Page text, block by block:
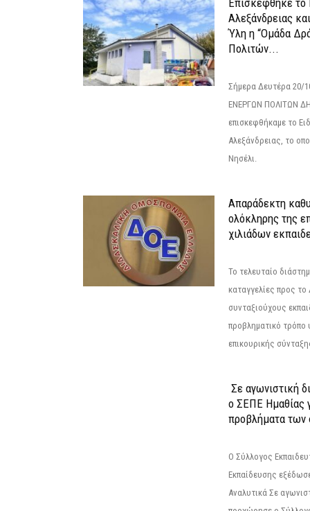
Επισκέφθηκε το
Αλεξάνδρειας
Ύλη η “Ομάδα
Πολιτών...
Σήμερα Δευτέρα
ΕΝΕΡΓΩΝ ΠΟΛΙΤΩΝ
επισκεφθήκαμε το
Αλεξάνδρειας, το
Νησέλι.
Απαράδεκτη
ολόκληρης της
χιλιάδων
Το τελευταίο
καταγγελίες προς
συνταξιούχους
προβληματικό τρόπο
επικουρικής
Σε αγωνιστική
ο ΣΕΠΕ Ημαθίας
προβλήματα των
Ο Σύλλογος
Εκπαίδευσης
Αναλυτικά Σε